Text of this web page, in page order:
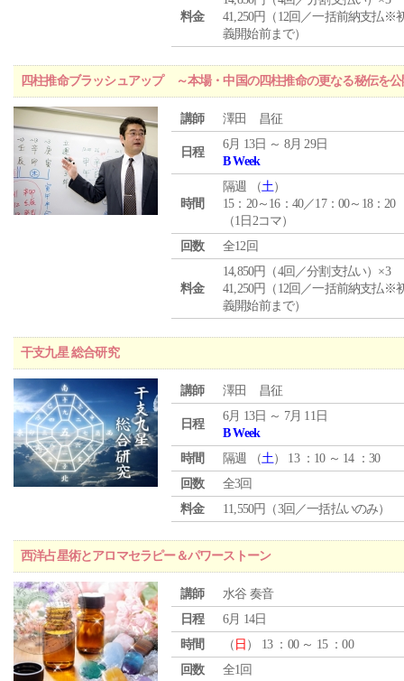
料金
41,250円（12回／一括前納支払※
義開始前まで）
四柱推命ブラッシュアップ ～本場・中国の四柱推命の更なる秘伝を
講師 澤田 昌征
日程
6月 13日 ～ 8月 29日
B Week
時間
隔週 （土）
15：20～16：40／17：00～18：20
（1日2コマ）
回数
全12回
料金
14,850円（4回／分割支払い）×3
41,250円（12回／一括前納支払※
義開始前まで）
干支九星 総合研究
講師 澤田 昌征
日程
6月 13日 ～ 7月 11日
B Week
時間
隔週 （土） 13 ：10 ～ 14 ：30
回数
全3回
料金
11,550円（3回／一括払いのみ）
西洋占星術とアロマセラピー＆パワーストーン
講師
水谷 奏音
日程
6月 14日
時間
（ 日 ） 13 ：00 ～ 15 ：00
回数
全1回